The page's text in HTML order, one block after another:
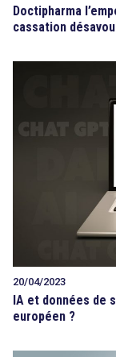
Doctipharma
cassation
20/04/2023
IA et données de
européen ?